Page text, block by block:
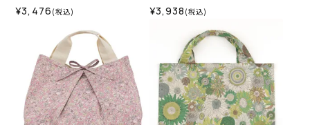
¥3,476 (税込) ¥3,938 (税込)